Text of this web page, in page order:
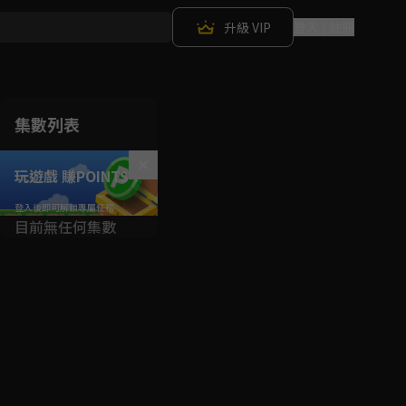
升級 VIP
集數列表
玩遊戲 賺POINTS！
目前無任何集數